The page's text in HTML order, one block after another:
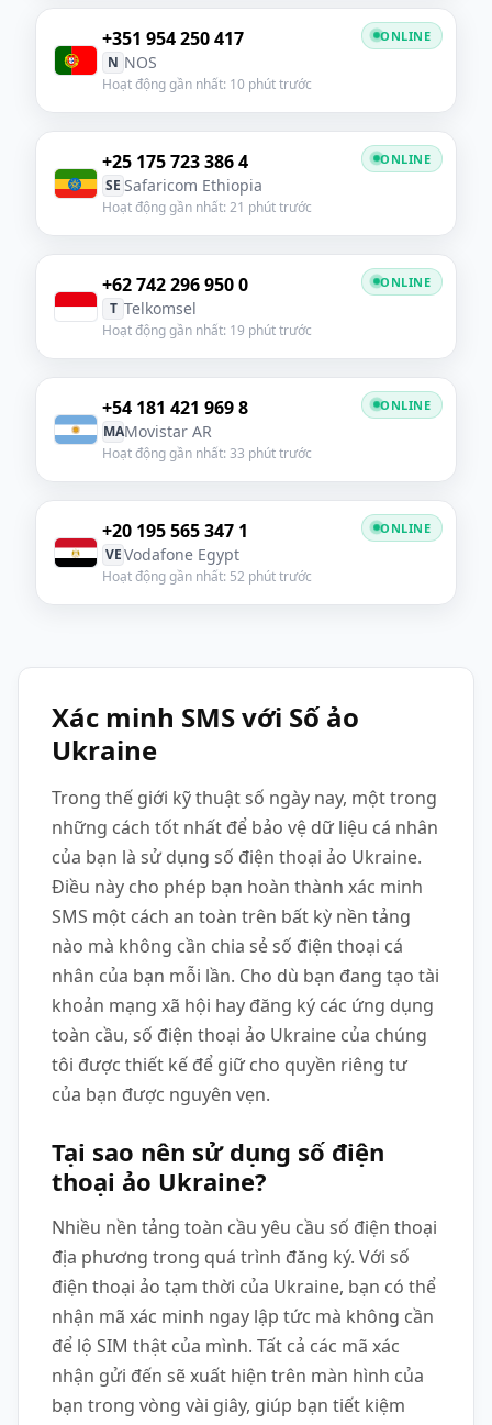
+351 954 250 417
N NOS
Hoạt động gần nhất: 10 phút trước
ONLINE
+25 175 723 386 4
SE Safaricom Ethiopia
Hoạt động gần nhất: 21 phút trước
ONLINE
+62 742 296 950 0
T Telkomsel
Hoạt động gần nhất: 19 phút trước
ONLINE
+54 181 421 969 8
MAMovistar AR
Hoạt động gần nhất: 33 phút trước
ONLINE
+20 195 565 347 1
VEVodafone Egypt
Hoạt động gần nhất: 52 phút trước
ONLINE
Xác minh SMS với Số ảo
Ukraine
Trong thế giới kỹ thuật số ngày nay, một trong
những cách tốt nhất để bảo vệ dữ liệu cá nhân
của bạn là sử dụng số điện thoại ảo Ukraine.
Điều này cho phép bạn hoàn thành xác minh
SMS một cách an toàn trên bất kỳ nền tảng
nào mà không cần chia sẻ số điện thoại cá
nhân của bạn mỗi lần. Cho dù bạn đang tạo tài
khoản mạng xã hội hay đăng ký các ứng dụng
toàn cầu, số điện thoại ảo Ukraine của chúng
tôi được thiết kế để giữ cho quyền riêng tư
của bạn được nguyên vẹn.
Tại sao nên sử dụng số điện
thoại ảo Ukraine?
Nhiều nền tảng toàn cầu yêu cầu số điện thoại
địa phương trong quá trình đăng ký. Với số
điện thoại ảo tạm thời của Ukraine, bạn có thể
nhận mã xác minh ngay lập tức mà không cần
để lộ SIM thật của mình. Tất cả các mã xác
nhận gửi đến sẽ xuất hiện trên màn hình của
bạn trong vòng vài giây, giúp bạn tiết kiệm